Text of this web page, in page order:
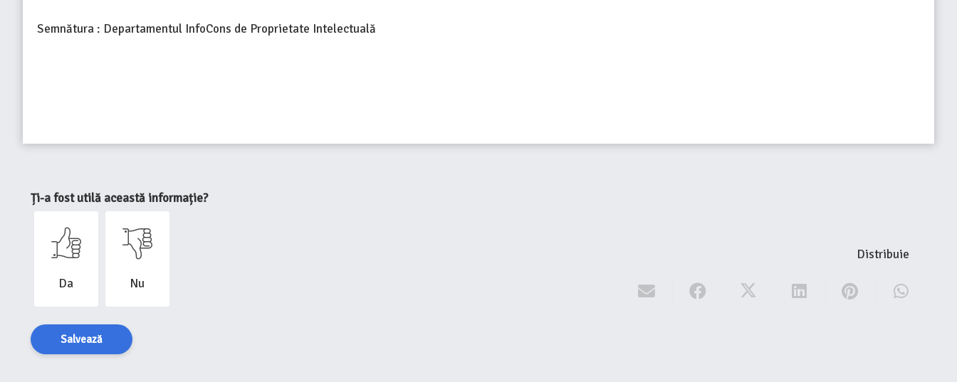
Semnătura : Departamentul InfoCons de Proprietate Intelectuală
Ți-a fost utilă această informație?
Da Nu
Salvează
Distribuie